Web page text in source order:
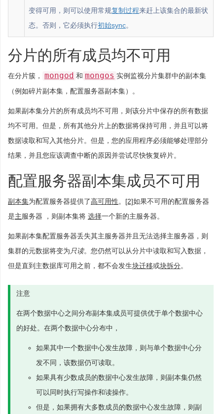
变得可用，则可以使用常规复制过程来赶上该集合的最新状
态。否则，它必须执行初始sync。
分片的所有成员均不可用
在分片簇， mongod 和 mongos 实例监视分片集群中的副本集
（例如碎片副本集，配置服务器副本集）。
如果副本集分片的所有成员均不可用，则该分片中保存的所有数据
均不可用。但是，所有其他分片上的数据将保持可用，并且可以将
数据读取和写入其他分片。但是，您的应用程序必须能够处理部分
结果，并且您应该调查中断的原因并尝试尽快恢复碎片。
配置服务器副本集成员不可用
副本集为配置服务器提供了高可用性。 [2]如果不可用的配置服务器
是主服务器 ，则副本集将 选择一个新的主服务器。
如果副本集配置服务器丢失其主服务器并且无法选择主服务器，则
集群的元数据将变为 只读。您仍然可以从分片中读取和写入数据，
但是直到主数据库可用之前，都不会发生块迁移或块拆分。
注意
在两个数据中心之间分布副本集成员可提供优于单个数据中心
的好处。在两个数据中心分布中，
如果其中一个数据中心发生故障，则与单个数据中心分
发不同，该数据仍可读取。
如果具有少数成员的数据中心发生故障，则副本集仍然
可以同时执行写操作和读操作。
但是，如果拥有大多数成员的数据中心发生故障，则副